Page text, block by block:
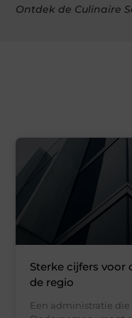
Ontdek de Culinaire
Sterke cijfers voor
de regio
Een administratie die